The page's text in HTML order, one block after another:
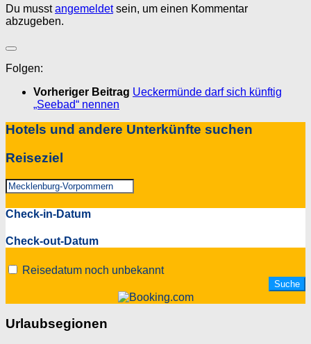
Du musstangemeldetsein, um einen Kommentar
abzugeben.
Folgen:
Vorheriger Beitrag Ueckermünde darf sich künftig
„Seebad“ nennen
Hotels und andere Unterkünfte suchen
Reiseziel
Check-in-Datum
Check-out-Datum
Reisedatum noch unbekannt
Urlaubsegionen